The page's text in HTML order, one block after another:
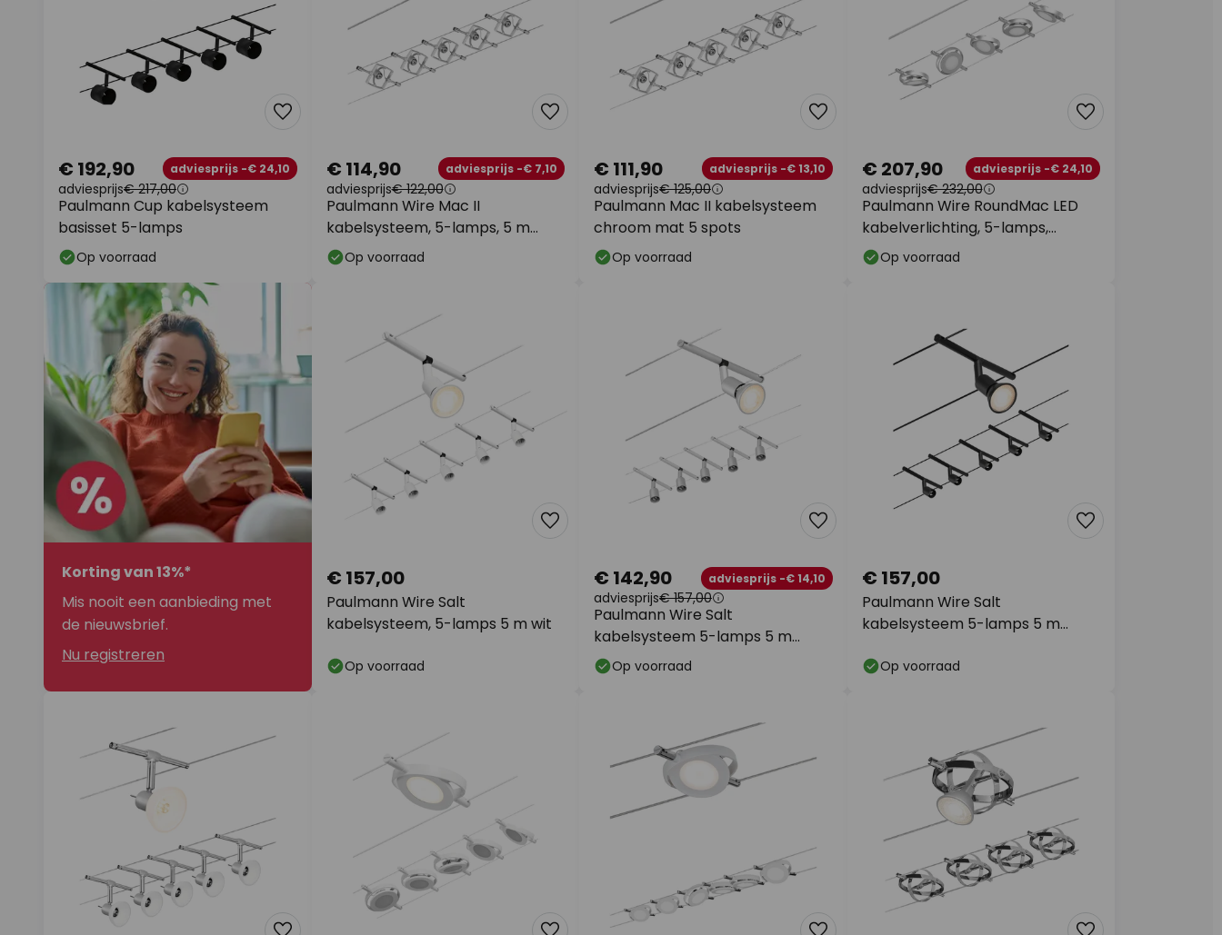
Paulmann Cup kabelsysteem
basisset 5-lamps
€ 192,90 adviesprijs -€ 24,10
adviesprijs€ 217,00
Op voorraad
Paulmann Wire Mac II
kabelsysteem, 5-lamps, 5 m
chroom
€ 114,90 adviesprijs -€ 7,10
adviesprijs€ 122,00
Op voorraad
Paulmann Mac II kabelsysteem
chroom mat 5 spots
€ 111,90 adviesprijs -€ 13,10
adviesprijs€ 125,00
Op voorraad
Paulmann Wire RoundMac LED
kabelverlichting, 5-lamps,
chroom
€ 207,90 adviesprijs -€ 24,10
adviesprijs€ 232,00
Op voorraad
Korting van 13%*
Mis nooit een aanbieding met
de nieuwsbrief.
Nu registreren
Paulmann Wire Salt
kabelsysteem, 5-lamps 5 m wit
€ 157,00
Op voorraad
Paulmann Wire Salt
kabelsysteem 5-lamps 5 m
chroom
€ 142,90 adviesprijs -€ 14,10
adviesprijs€ 157,00
Op voorraad
Paulmann Wire Salt
kabelsysteem 5-lamps 5 m
€ 157,00
Op voorraad